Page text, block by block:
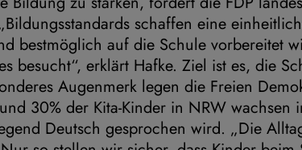
schaffen eine
bestmöglich auf die Schule vorbereitet
besucht“, erklärt Hafke. Ziel ist es, die
Augenmerk legen die Freien
30% der Kita-Kinder in NRW wachsen
Deutsch gesprochen wird. „Die